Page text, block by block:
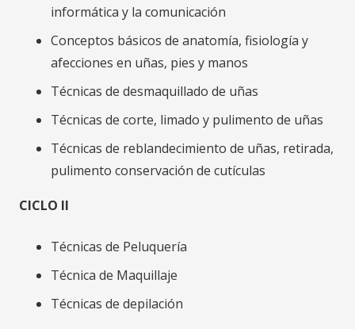
informática y la comunicación
Conceptos básicos de anatomía, fisiología y
afecciones en uñas, pies y manos
Técnicas de desmaquillado de uñas
Técnicas de corte, limado y pulimento de uñas
Técnicas de reblandecimiento de uñas, retirada,
pulimento conservación de cutículas
CICLO II
Técnicas de Peluquería
Técnica de Maquillaje
Técnicas de depilación